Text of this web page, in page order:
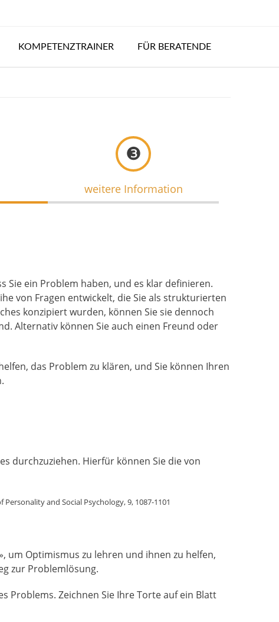
KOMPETENZTRAINER FÜR BERATENDE
❸
weitere Information
Sie ein Problem haben, und es klar definieren.
von Fragen entwickelt, die Sie als strukturierten
konzipiert wurden, können Sie sie dennoch
Alternativ können Sie auch einen Freund oder
das Problem zu klären, und Sie können Ihren
durchzuziehen. Hierfür können Sie die von
and Social Psychology, 9, 1087-1101
um Optimismus zu lehren und ihnen zu helfen,
zur Problemlösung.
Problems. Zeichnen Sie Ihre Torte auf ein Blatt